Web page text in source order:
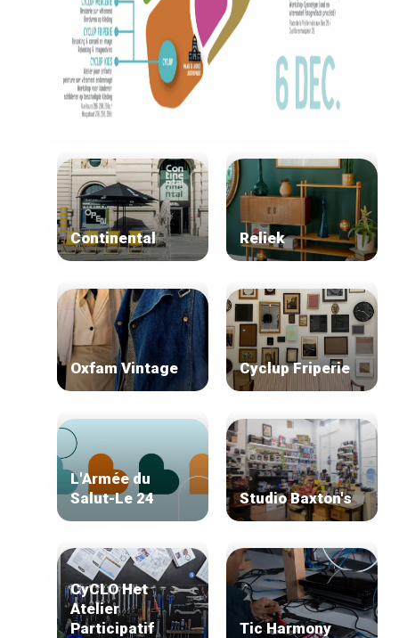
Continental Reliek
Oxfam Vintage Cyclup Friperie
L'Armée du
Salut-Le 24
Studio Baxton's
CyCLO Het
Atelier
Participatif
Tic Harmony